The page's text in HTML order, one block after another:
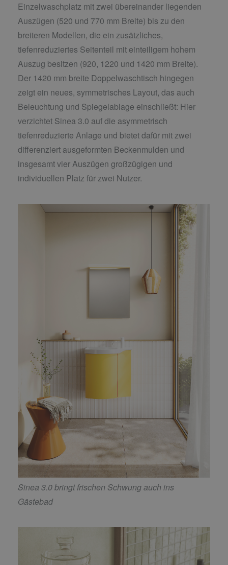
Einzelwaschplatz mit zwei übereinander liegenden
Auszügen (520 und 770 mm Breite) bis zu den
breiteren Modellen, die ein zusätzliches,
tiefenreduziertes Seitenteil mit einteiligem hohem
Auszug besitzen (920, 1220 und 1420 mm Breite).
Der 1420 mm breite Doppelwaschtisch hingegen
zeigt ein neues, symmetrisches Layout, das auch
Beleuchtung und Spiegelablage einschließt: Hier
verzichtet Sinea 3.0 auf die asymmetrisch
tiefenreduzierte Anlage und bietet dafür mit zwei
differenziert ausgeformten Beckenmulden und
insgesamt vier Auszügen großzügigen und
individuellen Platz für zwei Nutzer.
Sinea 3.0 bringt frischen Schwung auch ins
Gästebad